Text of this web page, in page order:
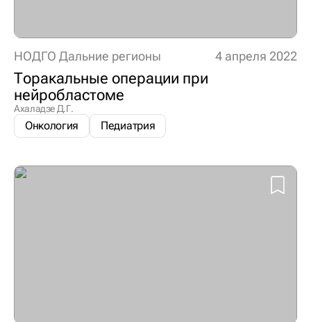
НОДГО Дальние регионы 4 апреля 2022
Торакальные операции при
нейробластоме
Ахаладзе Д.Г.
Онкология Педиатрия